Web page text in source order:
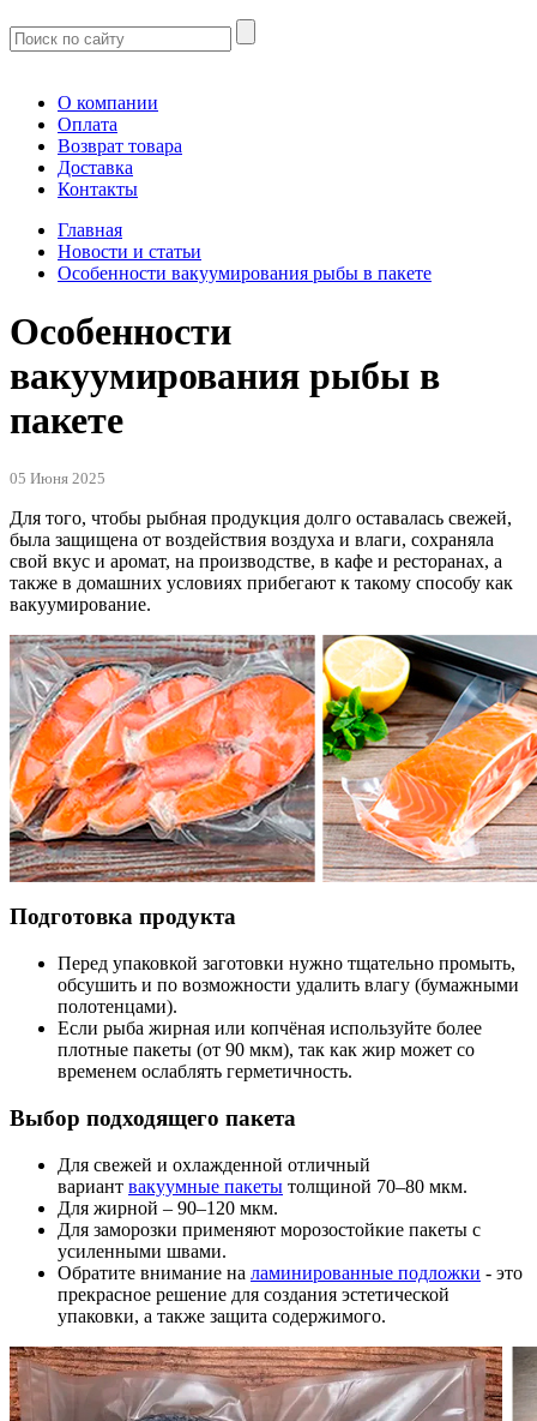
О компании
Оплата
Возврат товара
Доставка
Контакты
Главная
Новости и статьи
Особенности вакуумирования рыбы в пакете
Особенности
вакуумирования рыбы в
пакете
05 Июня 2025
Для того, чтобы рыбная продукция долго оставалась свежей,
была защищена от воздействия воздуха и влаги, сохраняла
свой вкус и аромат, на производстве, в кафе и ресторанах, а
также в домашних условиях прибегают к такому способу как
вакуумирование.
Подготовка продукта
Перед упаковкой заготовки нужно тщательно промыть,
обсушить и по возможности удалить влагу (бумажными
полотенцами).
Если рыба жирная или копчёная используйте более
плотные пакеты (от 90 мкм), так как жир может со
временем ослаблять герметичность.
Выбор подходящего пакета
Для свежей и охлажденной отличный
вариант вакуумные пакеты толщиной 70–80 мкм.
Для жирной – 90–120 мкм.
Для заморозки применяют морозостойкие пакеты с
усиленными швами.
Обратите внимание на ламинированные подложки - это
прекрасное решение для создания эстетической
упаковки, а также защита содержимого.